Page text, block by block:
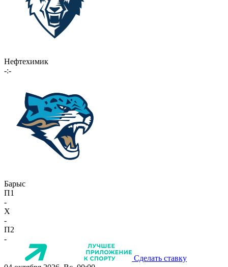
Нефтехимик
-:-
Барыс
П1
-
X
-
П2
-
Сделать ставку